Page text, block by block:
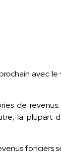
avec
de
la plupart
fonciers